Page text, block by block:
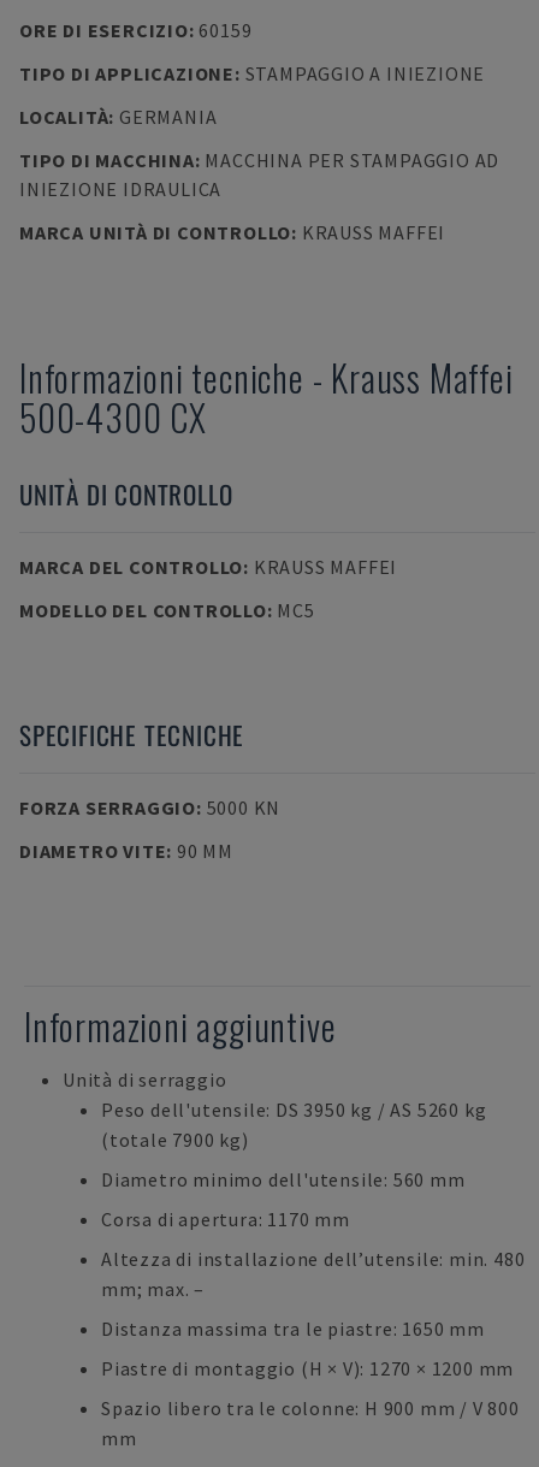
ORE DI ESERCIZIO: 60159
TIPO DI APPLICAZIONE: STAMPAGGIO A INIEZIONE
LOCALITÀ: GERMANIA
TIPO DI MACCHINA: MACCHINA PER STAMPAGGIO AD
INIEZIONE IDRAULICA
MARCA UNITÀ DI CONTROLLO: KRAUSS MAFFEI
Informazioni tecniche - Krauss Maffei
500-4300 CX
UNITÀ DI CONTROLLO
MARCA DEL CONTROLLO: KRAUSS MAFFEI
MODELLO DEL CONTROLLO: MC5
SPECIFICHE TECNICHE
FORZA SERRAGGIO: 5000 KN
DIAMETRO VITE: 90 MM
Informazioni aggiuntive
Unità di serraggio
Peso dell'utensile: DS 3950 kg / AS 5260 kg
(totale 7900 kg)
Diametro minimo dell'utensile: 560 mm
Corsa di apertura: 1170 mm
Altezza di installazione dell’utensile: min. 480
mm; max. –
Distanza massima tra le piastre: 1650 mm
Piastre di montaggio (H × V): 1270 × 1200 mm
Spazio libero tra le colonne: H 900 mm / V 800
mm